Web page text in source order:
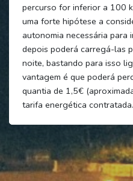
percurso for inferior a 100
uma forte hipótese a
autonomia necessária para
depois poderá carregá-las
noite, bastando para isso
vantagem é que poderá
quantia de 1,5€
tarifa energética contratada.